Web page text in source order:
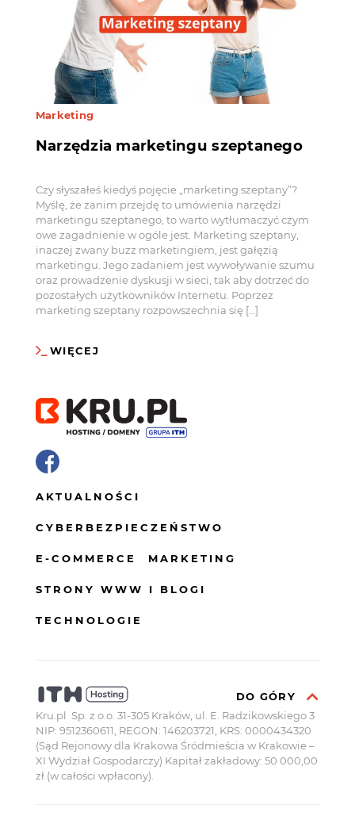
Marketing
Narzędzia marketingu szeptanego
Czy słyszałeś kiedyś pojęcie „marketing szeptany”?
Myślę, że zanim przejdę to umówienia narzędzi
marketingu szeptanego, to warto wytłumaczyć czym
owe zagadnienie w ogóle jest. Marketing szeptany,
inaczej zwany buzz marketingiem, jest gałęzią
marketingu. Jego zadaniem jest wywoływanie szumu
oraz prowadzenie dyskusji w sieci, tak aby dotrzeć do
pozostałych użytkowników Internetu. Poprzez
marketing szeptany rozpowszechnia się […]
WIĘCEJ
AKTUALNOŚCI
CYBERBEZPIECZEŃSTWO
E-COMMERCE MARKETING
STRONY WWW I BLOGI
TECHNOLOGIE
DO GÓRY
Kru.pl Sp. z o.o. 31-305 Kraków, ul. E. Radzikowskiego 3
NIP: 9512360611, REGON: 146203721, KRS: 0000434320
(Sąd Rejonowy dla Krakowa Śródmieścia w Krakowie –
XI Wydział Gospodarczy) Kapitał zakładowy: 50 000,00
zł (w całości wpłacony).